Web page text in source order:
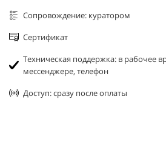
Сопровождение: куратором
Сертификат
Техническая поддержка: в рабочее
мессенджере, телефон
Доступ: сразу после оплаты